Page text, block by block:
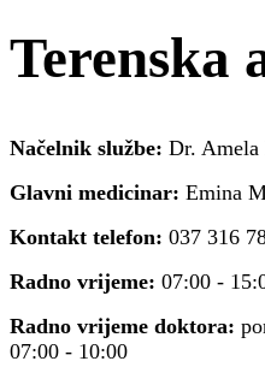
Terenska
Načelnik službe: Dr.
Glavni medicinar: Emina
Kontakt telefon: 037 316
Radno vrijeme: 07:00 -
Radno vrijeme doktora:
07:00 - 10:00